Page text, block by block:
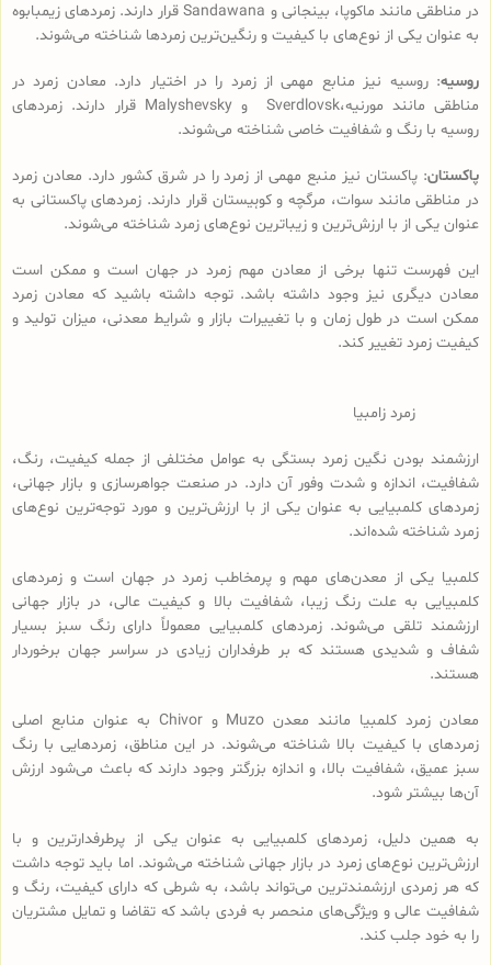
در مناطقی مانند ماکوپا، بینجانی و Sandawana قرار دارند. زمردهای زیمبابوه
به عنوان یکی از نوع‌های با کیفیت و رنگین‌ترین زمردها شناخته می‌شوند.
روسیه: روسیه نیز منابع مهمی از زمرد را در اختیار دارد. معادن زمرد در
مناطقی مانند مورنیه،Sverdlovsk و Malyshevsky قرار دارند. زمردهای
روسیه با رنگ و شفافیت خاصی شناخته می‌شوند.
پاکستان: پاکستان نیز منبع مهمی از زمرد را در شرق کشور دارد. معادن زمرد
در مناطقی مانند سوات، مرگچه و کوہیستان قرار دارند. زمردهای پاکستانی به
عنوان یکی از با ارزش‌ترین و زیباترین نوع‌های زمرد شناخته می‌شوند.
این فهرست تنها برخی از معادن مهم زمرد در جهان است و ممکن است
معادن دیگری نیز وجود داشته باشد. توجه داشته باشید که معادن زمرد
ممکن است در طول زمان و با تغییرات بازار و شرایط معدنی، میزان تولید و
کیفیت زمرد تغییر کند.
زمرد زامبیا
ارزشمند بودن نگین زمرد بستگی به عوامل مختلفی از جمله کیفیت، رنگ،
شفافیت، اندازه و شدت وفور آن دارد. در صنعت جواهرسازی و بازار جهانی،
زمردهای کلمبیایی به عنوان یکی از با ارزش‌ترین و مورد توجه‌ترین نوع‌های
زمرد شناخته شده‌اند.
کلمبیا یکی از معدن‌های مهم و پرمخاطب زمرد در جهان است و زمردهای
کلمبیایی به علت رنگ زیبا، شفافیت بالا و کیفیت عالی، در بازار جهانی
ارزشمند تلقی می‌شوند. زمرد‌های کلمبیایی معمولاً دارای رنگ سبز بسیار
شفاف و شدیدی هستند که بر طرفداران زیادی در سراسر جهان برخوردار
هستند.
معادن زمرد کلمبیا مانند معدن Muzo و Chivor به عنوان منابع اصلی
زمردهای با کیفیت بالا شناخته می‌شوند. در این مناطق، زمردهایی با رنگ
سبز عمیق، شفافیت بالا، و اندازه بزرگتر وجود دارند که باعث می‌شود ارزش
آن‌ها بیشتر شود.
به همین دلیل، زمردهای کلمبیایی به عنوان یکی از پرطرفدارترین و با
ارزش‌ترین نوع‌های زمرد در بازار جهانی شناخته می‌شوند. اما باید توجه داشت
که هر زمردی ارزشمندترین می‌تواند باشد، به شرطی که دارای کیفیت، رنگ و
شفافیت عالی و ویژگی‌های منحصر به فردی باشد که تقاضا و تمایل مشتریان
را به خود جلب کند.